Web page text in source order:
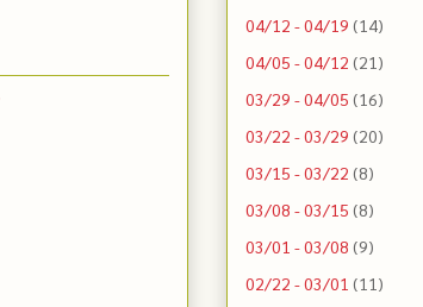
04/12 - 04/19 (14)
04/05 - 04/12 (21)
03/29 - 04/05 (16)
03/22 - 03/29 (20)
03/15 - 03/22 (8)
03/08 - 03/15 (8)
03/01 - 03/08 (9)
02/22 - 03/01 (11)